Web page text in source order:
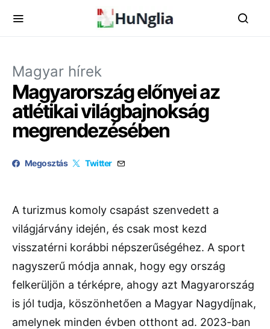
Magyar hírek
Magyarország előnyei az
atlétikai világbajnokság
megrendezésében
Megosztás Twitter
A turizmus komoly csapást szenvedett a
világjárvány idején, és csak most kezd
visszatérni korábbi népszerűségéhez. A sport
nagyszerű módja annak, hogy egy ország
felkerüljön a térképre, ahogy azt Magyarország
is jól tudja, köszönhetően a Magyar Nagydíjnak,
amelynek minden évben otthont ad. 2023-ban